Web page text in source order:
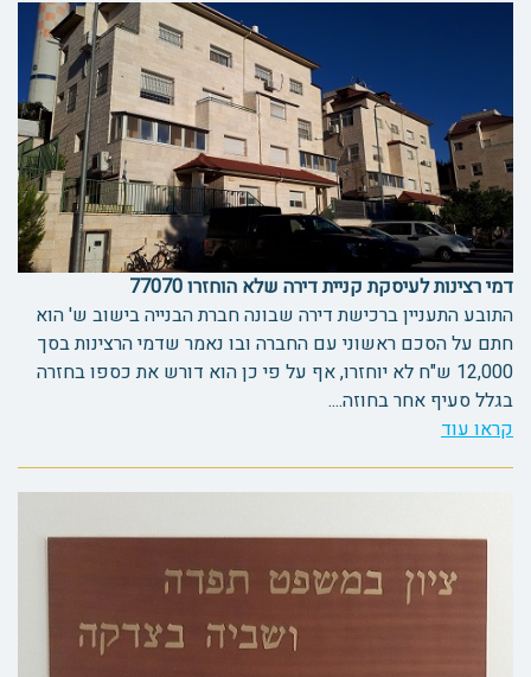
דמי רצינות לעיסקת קניית דירה שלא הוחזרו 77070
התובע התעניין ברכישת דירה שבונה חברת הבנייה בישוב ש' הוא
חתם על הסכם ראשוני עם החברה ובו נאמר שדמי הרצינות בסך
12,000 ש"ח לא יוחזרו, אף על פי כן הוא דורש את כספו בחזרה
בגלל סעיף אחר בחוזה....
קראו עוד